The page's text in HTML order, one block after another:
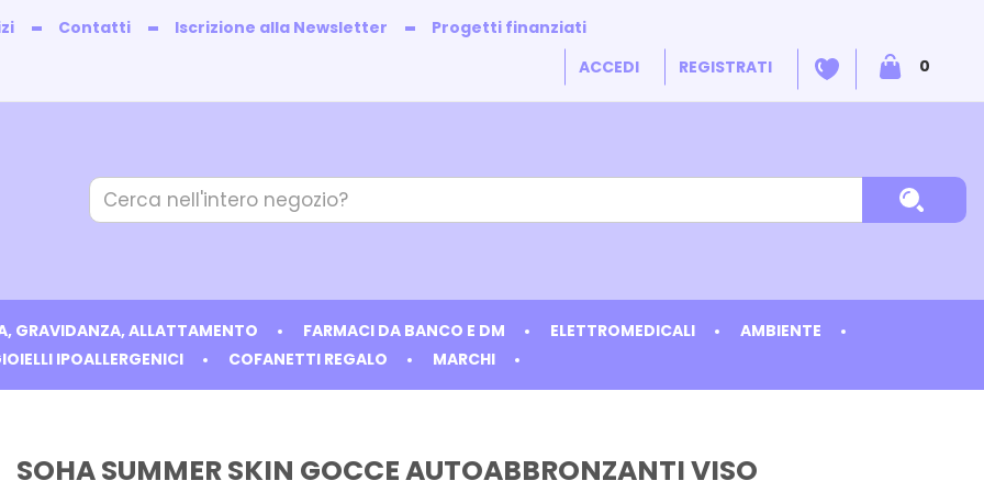
Contatti Iscrizione alla Newsletter
Progetti finanziati
ACCEDI
REGISTRATI 0
Cerca
Prodotto
GRAVIDANZA, ALLATTAMENTO FARMACI DA BANCO E DM ELETTROMEDICALI
AMBIENTE
IPOALLERGENICI
COFANETTI REGALO MARCHI
SOHA SUMMER SKIN GOCCE AUTOABBRONZANTI VISO